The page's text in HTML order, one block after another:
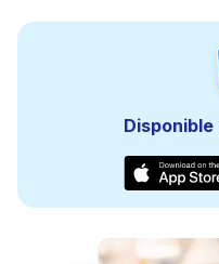
Disponible